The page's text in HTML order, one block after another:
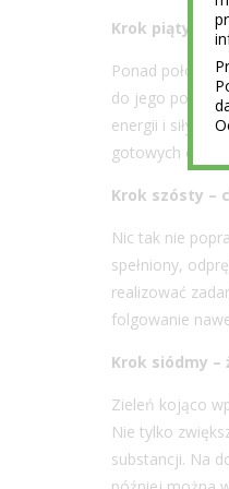
Krok piąty –
Ponad połowa
do jego
energii i siły.
gotowych oraz
Krok szósty –
Nic tak nie
spełniony,
realizować
folgowanie
Krok siódmy
Zieleń kojąco
Nie tylko
substancji. Na